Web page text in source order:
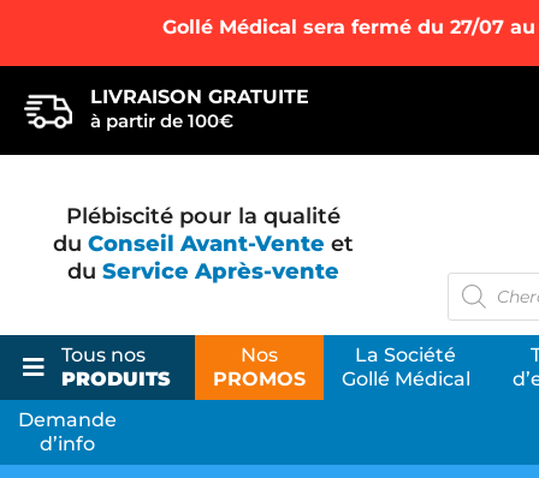
Gollé Médical sera fermé du 27/07
LIVRAISON GRATUITE
à partir de 100€
Plébiscité pour la qualité
duConseil Avant-Vente et
duService Après-vente
de
produits
Tous nos
PRODUITS
La
Nos
PROMOS
La Société
Gollé Médical
Demande
d’info